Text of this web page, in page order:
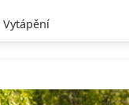
Vytápění